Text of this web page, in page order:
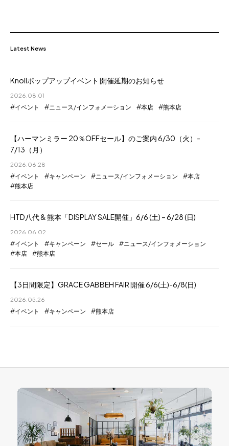
Latest News
Knollポップアップイベント 開催延期のお知らせ
2026.08.01
イベント ニュース/インフォメーション 本店 熊本店
【ハーマンミラー 20％OFFセール】のご案内 6/30（火）-
7/13（月）
2026.06.28
イベント キャンペーン ニュース/インフォメーション
本店
熊本店
HTD八代 & 熊本「DISPLAY SALE開催」6/6 (土) – 6/28 (日)
2026.06.02
イベント キャンペーン セール
ニュース/インフォメーション
本店
熊本店
【3日間限定】GRACE GABBEH FAIR 開催 6/6(土)-6/8(日)
2026.05.26
イベント キャンペーン 熊本店